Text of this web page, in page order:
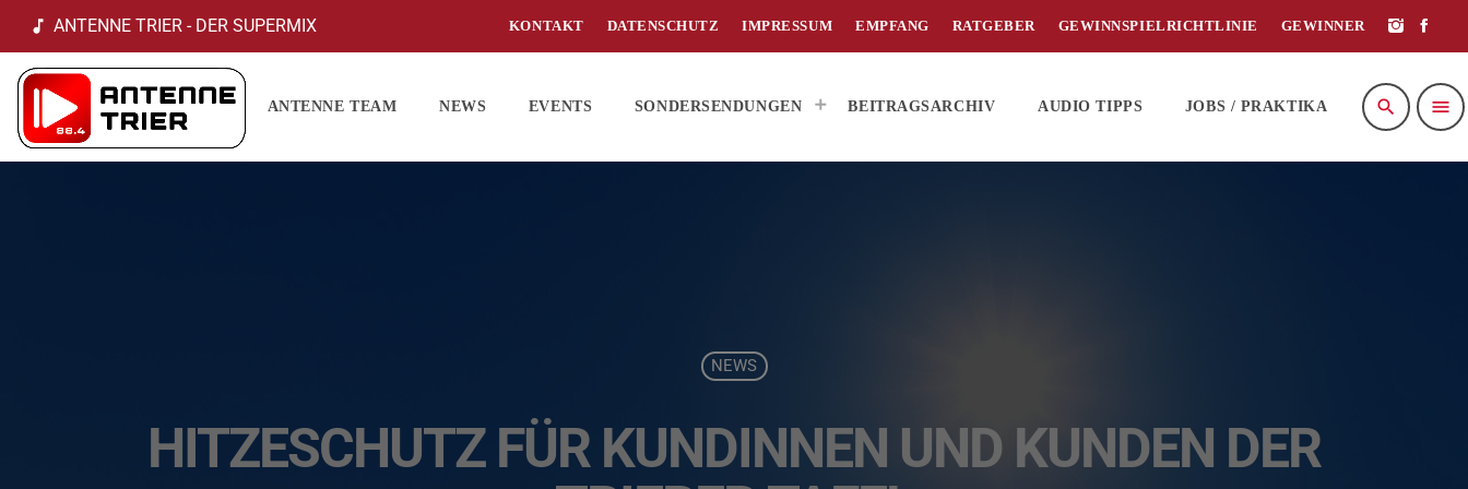
music_note ANTENNE TRIER - DER SUPERMIX KONTAKT DATENSCHUTZ IMPRESSUM EMPFANG RATGEBER GEWINNSPIELRICHTLINIE GEWINNER
ANTENNE TEAM NEWS EVENTS SONDERSENDUNGEN BEITRAGSARCHIV AUDIO TIPPS JOBS / PRAKTIKA search menu
NEWS
HITZESCHUTZ FÜR KUNDINNEN UND KUNDEN DER